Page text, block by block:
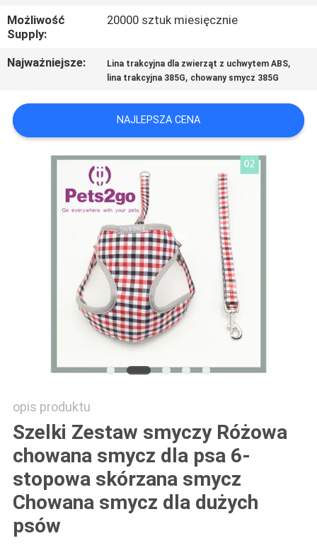
BLOG/NEWS
SITEMAP
PRIVACY
POLICY
Możliwość
Supply:
20000 sztuk miesięcznie
Najważniejsze: Lina trakcyjna dla zwierząt z uchwytem ABS,
lina trakcyjna 385G, chowany smycz 385G
NAJLEPSZA CENA
opis produktu
Szelki Zestaw smyczy Różowa
chowana smycz dla psa 6-
stopowa skórzana smycz
Chowana smycz dla dużych
psów